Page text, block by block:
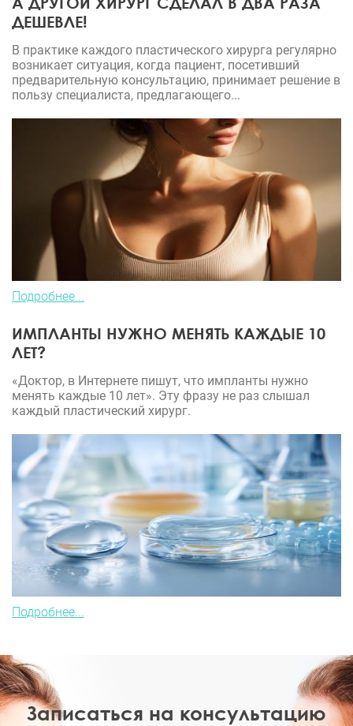
ДЕШЕВЛЕ!
В практике каждого пластического хирурга регулярно
возникает ситуация, когда пациент, посетивший
предварительную консультацию, принимает решение в
пользу специалиста, предлагающего...
Подробнее...
ИМПЛАНТЫ НУЖНО МЕНЯТЬ КАЖДЫЕ 10
ЛЕТ?
«Доктор, в Интернете пишут, что импланты нужно
менять каждые 10 лет». Эту фразу не раз слышал
каждый пластический хирург.
Подробнее...
Записаться на консультацию